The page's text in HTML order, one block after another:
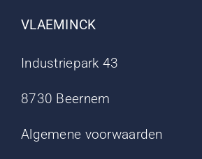
VLAEMINCK
Industriepark 43
8730 Beernem
Algemene voorwaarden